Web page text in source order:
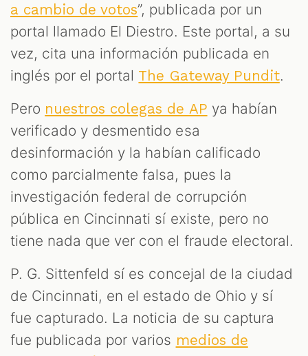
a cambio de votos”, publicada por un
portal llamado El Diestro. Este portal, a su
vez, cita una información publicada en
inglés por el portal The Gateway Pundit.
Pero nuestros colegas de AP ya habían
verificado y desmentido esa
desinformación y la habían calificado
como parcialmente falsa, pues la
investigación federal de corrupción
pública en Cincinnati sí existe, pero no
tiene nada que ver con el fraude electoral.
P. G. Sittenfeld sí es concejal de la ciudad
de Cincinnati, en el estado de Ohio y sí
fue capturado. La noticia de su captura
fue publicada por varios medios de